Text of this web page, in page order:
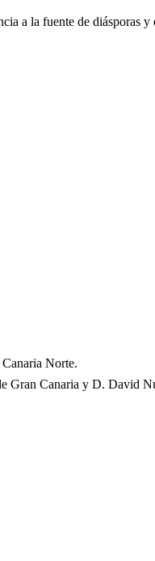
a la fuente de
Norte.
Gran Canaria y D. David